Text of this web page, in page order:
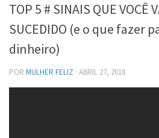
TOP 5 # SINAIS QUE VOCÊ
SUCEDIDO (e o que fazer
dinheiro)
POR MULHER FELIZ · ABRIL 27, 2018